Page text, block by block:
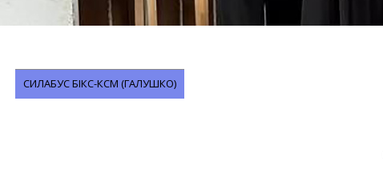
СИЛАБУС БІКС-КСМ (ГАЛУШКО)